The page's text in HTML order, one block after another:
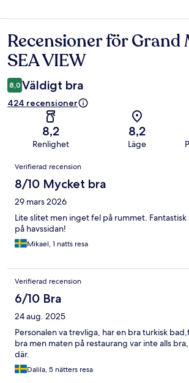
Recensioner
Recensioner för Grand
SEA VIEW
8,0 Väldigt bra
424 recensioner
8,2
Renlighet
8,2
Läge
Recensioner
Verifierad recension
8/10 Mycket bra
29 mars 2026
Lite slitet men inget fel på rummet.
på havssidan!
Mikael, 1 natts resa
Verifierad recension
6/10 Bra
24 aug. 2025
Personalen va trevliga, har en bra turkisk
bra men maten på restaurang var inte alls
där.
Dalila, 5 nätters resa